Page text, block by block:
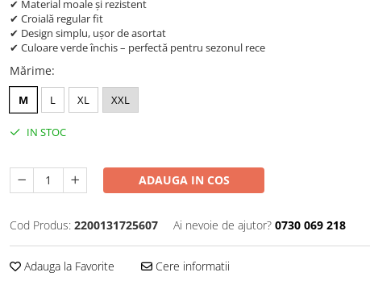
✔ Material moale și rezistent
✔ Croială regular fit
✔ Design simplu, ușor de asortat
✔ Culoare verde închis – perfectă pentru sezonul rece
Mărime:
M L XL XXL
IN STOC
ADAUGA IN COS
Cod Produs: 2200131725607 Ai nevoie de ajutor? 0730 069 218
Adauga la Favorite Cere informatii